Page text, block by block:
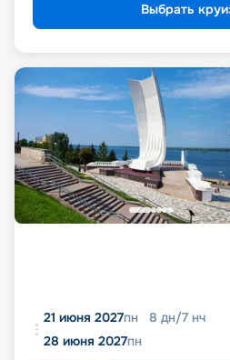
Выбрать
21 июня 2027пн 8 дн/7 нч
28 июня 2027пн